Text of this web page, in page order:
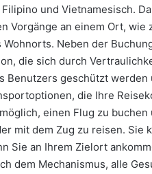
Filipino und Vietnamesisch.
Vorgänge an einem Ort,
Wohnorts. Neben der
die sich durch
Benutzers geschützt
die Ihre
einen Flug zu
mit dem Zug zu reisen. Sie
Sie an Ihrem Zielort
dem Mechanismus, alle